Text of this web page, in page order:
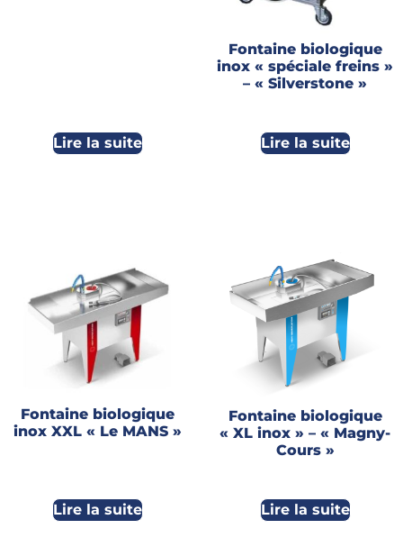
Lire la suite
Fontaine biologique
inox « spéciale freins »
– « Silverstone »
Lire la suite
Fontaine biologique
inox XXL « Le MANS »
Lire la suite
Fontaine biologique
« XL inox » – « Magny-
Cours »
Lire la suite